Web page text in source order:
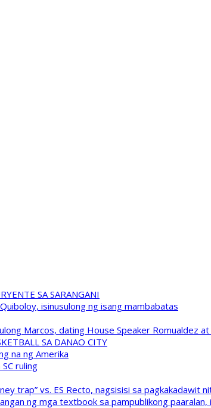
SA SARANGANI
isinusulong ng isang mambabatas
Marcos, dating House Speaker Romualdez
SA DANAO CITY
na ng Amerika
ruling
trap” vs. ES Recto, nagsisisi sa pagkakadawit
ng mga textbook sa pampublikong paaralan,